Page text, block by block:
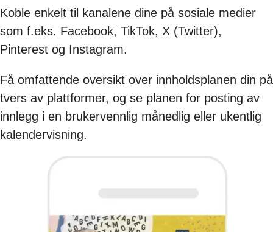
Koble enkelt til kanalene dine på sosiale medier
som f.eks. Facebook, TikTok, X (Twitter),
Pinterest og Instagram.
Få omfattende oversikt over innholdsplanen din på
tvers av plattformer, og se planen for posting av
innlegg i en brukervennlig månedlig eller ukentlig
kalendervisning.